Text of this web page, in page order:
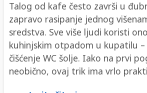
Talog od kafe često završi u
zapravo rasipanje jednog
sredstva. Sve više ljudi koristi
kuhinjskim otpadom u kupatilu –
čišćenje WC šolje. Iako na prvi
neobično, ovaj trik ima vrlo